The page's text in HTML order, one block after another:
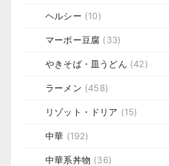
ヘルシー (10)
マーボー豆腐 (33)
やきそば・皿うどん (42)
ラーメン (458)
リゾット・ドリア (15)
中華 (192)
中華系丼物 (36)